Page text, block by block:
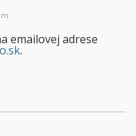
emailovej adrese
.